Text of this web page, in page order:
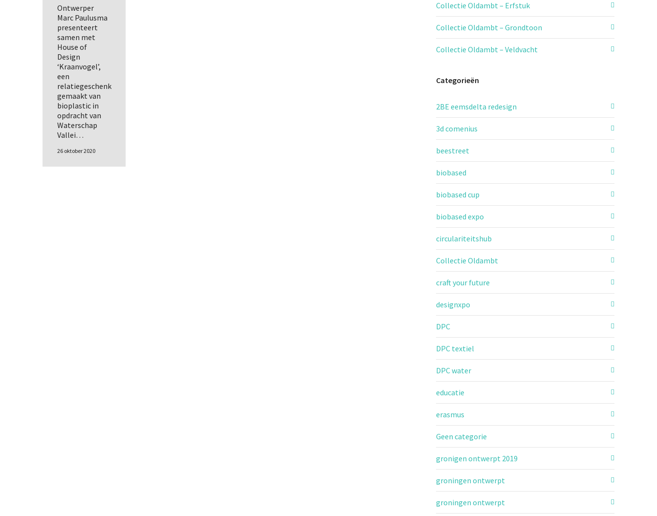
Ontwerper
Marc Paulusma
presenteert
samen met
House of
Design
‘Kraanvogel’,
een
relatiegeschenk
gemaakt van
bioplastic in
opdracht van
Waterschap
Vallei…
26 oktober 2020
Collectie Oldambt – Erfstuk
Collectie Oldambt – Grondtoon
Collectie Oldambt – Veldvacht
Categorieën
2BE eemsdelta redesign
3d comenius
beestreet
biobased
biobased cup
biobased expo
circulariteitshub
Collectie Oldambt
craft your future
designxpo
DPC
DPC textiel
DPC water
educatie
erasmus
Geen categorie
gronigen ontwerpt 2019
groningen ontwerpt
groningen ontwerpt